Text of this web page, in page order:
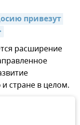
привезут
расширение
и стране в целом.